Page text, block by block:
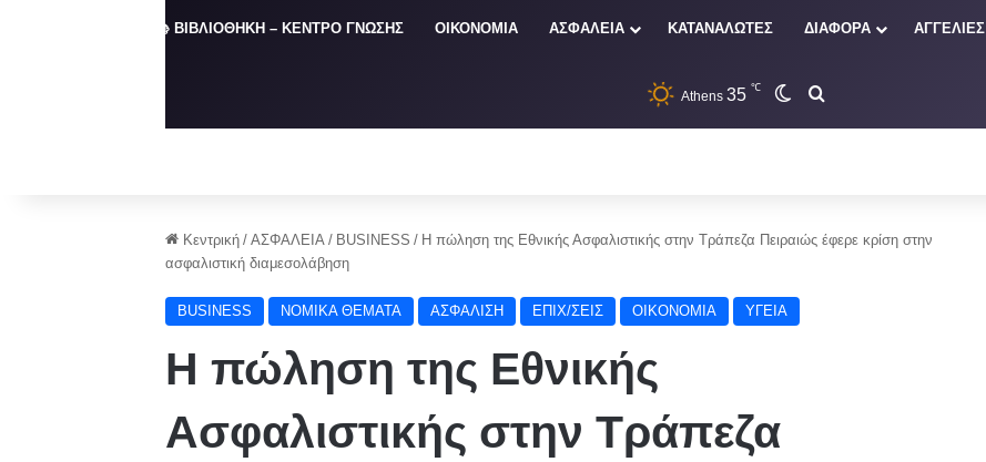
📚 ΒΙΒΛΙΟΘΗΚΗ – ΚΕΝΤΡΟ ΓΝΩΣΗΣ ΟΙΚΟΝΟΜΙΑ ΑΣΦΑΛΕΙΑ ΚΑΤΑΝΑΛΩΤΕΣ ΔΙΑΦΟΡΑ ΑΓΓΕΛΙΕΣ
Athens 35 ℃ Switch skin
Κεντρική / ΑΣΦΑΛΕΙΑ / BUSINESS / H πώληση της Εθνικής Ασφαλιστικής στην Τράπεζα Πειραιώς έφερε κρίση στην
ασφαλιστική διαμεσολάβηση
BUSINESS NOMIKA ΘΕΜΑΤΑ ΑΣΦΑΛΙΣΗ ΕΠΙΧ/ΣΕΙΣ ΟΙΚΟΝΟΜΙΑ ΥΓΕΙΑ
H πώληση της Εθνικής
Ασφαλιστικής στην Τράπεζα